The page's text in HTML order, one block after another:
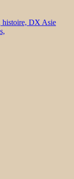
histoire, DX Asie